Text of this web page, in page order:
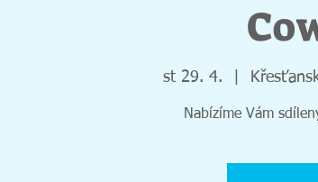
st 29. 4.
Nabízíme Vám